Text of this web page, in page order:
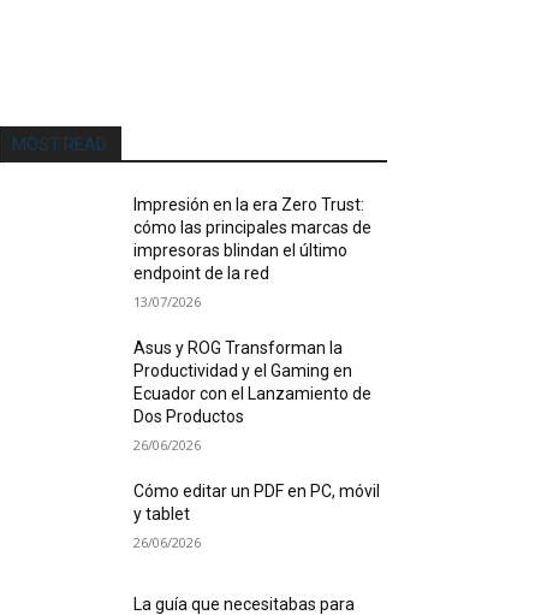
MOST READ
Impresión en la era Zero Trust:
cómo las principales marcas de
impresoras blindan el último
endpoint de la red
13/07/2026
Asus y ROG Transforman la
Productividad y el Gaming en
Ecuador con el Lanzamiento de
Dos Productos
26/06/2026
Cómo editar un PDF en PC, móvil
y tablet
26/06/2026
La guía que necesitabas para